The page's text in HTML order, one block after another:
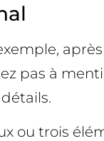
pas à
ou trois